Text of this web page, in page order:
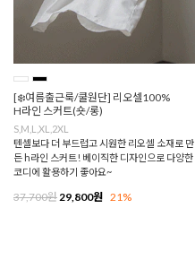
[❄️여름출근룩/쿨원단] 리오셀100%
H라인 스커트(숏/롱)
S,M,L,XL,2XL
텐셀보다 더 부드럽고 시원한 리오셀 소재로 만
든 h라인 스커트! 베이직한 디자인으로 다양한
코디에 활용하기 좋아요~
37,700원 29,800원 21%